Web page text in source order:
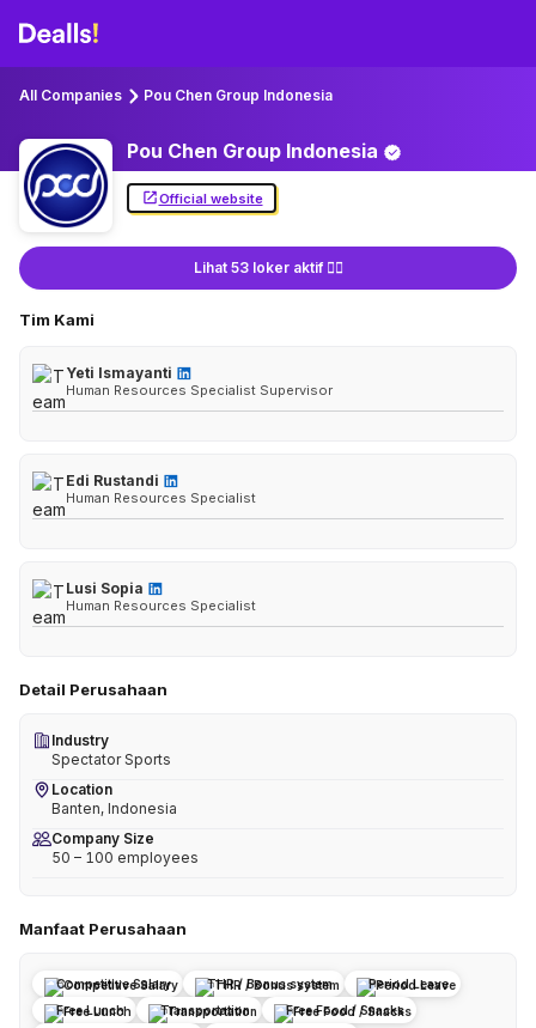
All Companies Pou Chen Group Indonesia
Pou Chen Group Indonesia
Official website
Lihat 53 loker aktif 👇🏻
Tim Kami
Yeti Ismayanti
Human Resources Specialist Supervisor
Edi Rustandi
Human Resources Specialist
Lusi Sopia
Human Resources Specialist
Detail Perusahaan
Industry
Spectator Sports
Location
Banten, Indonesia
Company Size
50 – 100 employees
Manfaat Perusahaan
Competitive Salary THR / Bonus system
Period Leave
Free Lunch
Transportation
Free Food / Snacks